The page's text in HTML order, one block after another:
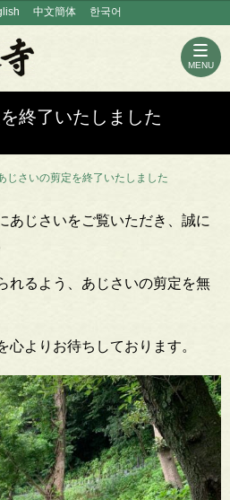
中文簡体 한국어
MENU
終了いたしました
じさいの剪定を終了いたしました
あじさいをご覧いただき、誠に
れるよう、あじさいの剪定を無
よりお待ちしております。